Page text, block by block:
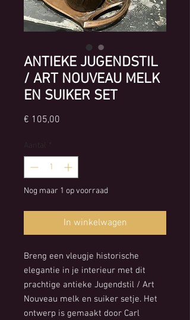
ANTIEKE JUGENDSTIL
/ ART NOUVEAU MELK
EN SUIKER SET
€ 105,00
*
Nog maar 1 op voorraad
In winkelwagen
Breng een vleugje historische
elegantie in je interieur met dit
prachtige antieke Jugendstil / Art
Nouveau melk en suiker setje. Het
ontwerp is gemaakt door Carl